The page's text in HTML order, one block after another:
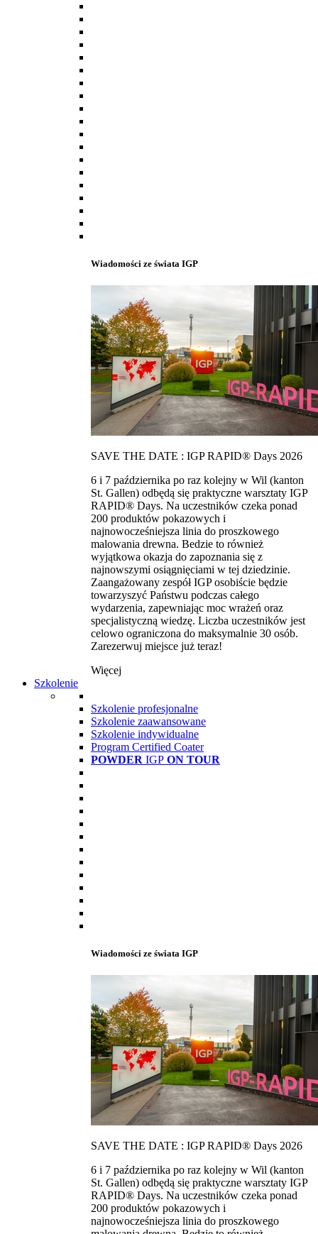
Wiadomości ze świata IGP
SAVE THE DATE : IGP RAPID® Days 2026
6 i 7 października po raz kolejny w Wil (kanton
St. Gallen) odbędą się praktyczne warsztaty IGP
RAPID® Days. Na uczestników czeka ponad
200 produktów pokazowych i
najnowocześniejsza linia do proszkowego
malowania drewna. Bedzie to również
wyjątkowa okazja do zapoznania się z
najnowszymi osiągnięciami w tej dziedzinie.
Zaangażowany zespół IGP osobiście będzie
towarzyszyć Państwu podczas całego
wydarzenia, zapewniając moc wrażeń oraz
specjalistyczną wiedzę. Liczba uczestników jest
celowo ograniczona do maksymalnie 30 osób.
Zarezerwuj miejsce już teraz!
Więcej
Szkolenie
Szkolenie profesjonalne
Szkolenie zaawansowane
Szkolenie indywidualne
Program Certified Coater
POWDER IGP ON TOUR
Wiadomości ze świata IGP
SAVE THE DATE : IGP RAPID® Days 2026
6 i 7 października po raz kolejny w Wil (kanton
St. Gallen) odbędą się praktyczne warsztaty IGP
RAPID® Days. Na uczestników czeka ponad
200 produktów pokazowych i
najnowocześniejsza linia do proszkowego